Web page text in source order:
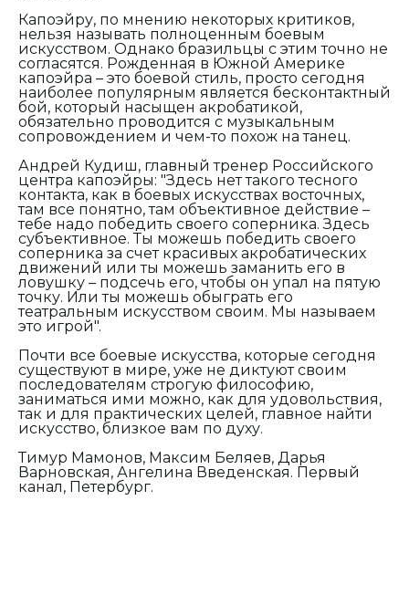
Капоэйру, по мнению некоторых критиков,
нельзя называть полноценным боевым
искусством. Однако бразильцы с этим точно не
согласятся. Рожденная в Южной Америке
капоэйра – это боевой стиль, просто сегодня
наиболее популярным является бесконтактный
бой, который насыщен акробатикой,
обязательно проводится с музыкальным
сопровождением и чем-то похож на танец.
Андрей Кудиш, главный тренер Российского
центра капоэйры: "Здесь нет такого тесного
контакта, как в боевых искусствах восточных,
там все понятно, там объективное действие –
тебе надо победить своего соперника. Здесь
субъективное. Ты можешь победить своего
соперника за счет красивых акробатических
движений или ты можешь заманить его в
ловушку – подсечь его, чтобы он упал на пятую
точку. Или ты можешь обыграть его
театральным искусством своим. Мы называем
это игрой".
Почти все боевые искусства, которые сегодня
существуют в мире, уже не диктуют своим
последователям строгую философию,
заниматься ими можно, как для удовольствия,
так и для практических целей, главное найти
искусство, близкое вам по духу.
Тимур Мамонов, Максим Беляев, Дарья
Варновская, Ангелина Введенская. Первый
канал, Петербург.